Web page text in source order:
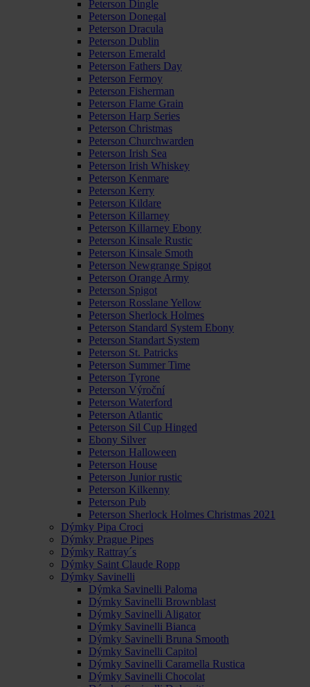
Peterson Dingle
Peterson Donegal
Peterson Dracula
Peterson Dublin
Peterson Emerald
Peterson Fathers Day
Peterson Fermoy
Peterson Fisherman
Peterson Flame Grain
Peterson Harp Series
Peterson Christmas
Peterson Churchwarden
Peterson Irish Sea
Peterson Irish Whiskey
Peterson Kenmare
Peterson Kerry
Peterson Kildare
Peterson Killarney
Peterson Killarney Ebony
Peterson Kinsale Rustic
Peterson Kinsale Smoth
Peterson Newgrange Spigot
Peterson Orange Army
Peterson Spigot
Peterson Rosslane Yellow
Peterson Sherlock Holmes
Peterson Standard System Ebony
Peterson Standart System
Peterson St. Patricks
Peterson Summer Time
Peterson Tyrone
Peterson Výroční
Peterson Waterford
Peterson Atlantic
Peterson Sil Cup Hinged
Ebony Silver
Peterson Halloween
Peterson House
Peterson Junior rustic
Peterson Kilkenny
Peterson Pub
Peterson Sherlock Holmes Christmas 2021
Dýmky Pipa Croci
Dýmky Prague Pipes
Dýmky Rattray´s
Dýmky Saint Claude Ropp
Dýmky Savinelli
Dýmka Savinelli Paloma
Dýmky Savinelli Brownblast
Dýmky Savinelli Aligator
Dýmky Savinelli Bianca
Dýmky Savinelli Bruna Smooth
Dýmky Savinelli Capitol
Dýmky Savinelli Caramella Rustica
Dýmky Savinelli Chocolat